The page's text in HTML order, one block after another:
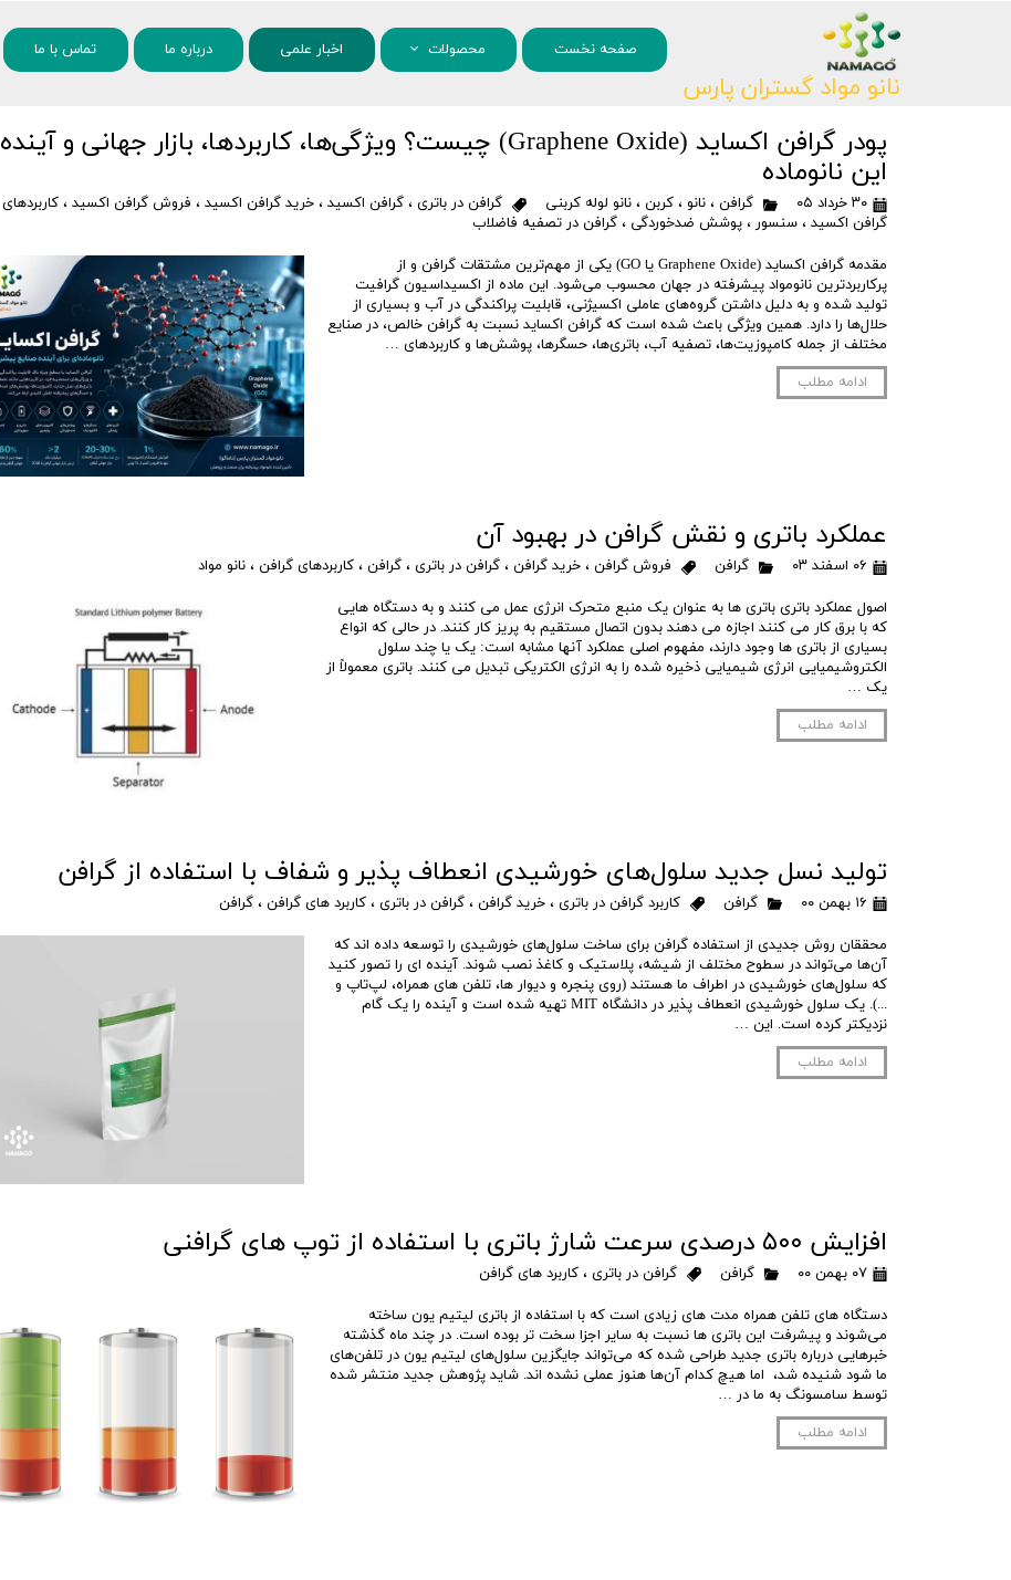
صفحه نخست محصولات
نانو مواد
اخبار علمی درباره ما تماس با ما
نانو مواد گستران پارس
۰
پودر گرافن اکساید (Graphene Oxide) چیست؟ ویژگی‌ها، کاربردها، بازار جهانی و آینده
این نانوماده
۳۰ خرداد ۰۵ گرافن ، نانو ، کربن ، نانو لوله کربنی گرافن در باتری ، گرافن اکسید ، خرید گرافن اکسید ، فروش گرافن اکسید ، کاربردهای
گرافن اکسید ، سنسور ، پوشش ضدخوردگی ، گرافن در تصفیه فاضلاب
مقدمه گرافن اکساید (Graphene Oxide یا GO) یکی از مهم‌ترین مشتقات گرافن و از
پرکاربردترین نانومواد پیشرفته در جهان محسوب می‌شود. این ماده از اکسیداسیون گرافیت
تولید شده و به دلیل داشتن گروه‌های عاملی اکسیژنی، قابلیت پراکندگی در آب و بسیاری از
حلال‌ها را دارد. همین ویژگی باعث شده است که گرافن اکساید نسبت به گرافن خالص، در صنایع
مختلف از جمله کامپوزیت‌ها، تصفیه آب، باتری‌ها، حسگرها، پوشش‌ها و کاربردهای …
ادامه مطلب
عملکرد باتری و نقش گرافن در بهبود آن
۰۶ اسفند ۰۳ گرافن فروش گرافن ، خرید گرافن ، گرافن در باتری ، گرافن ، کاربردهای گرافن ، نانو مواد
اصول عملکرد باتری باتری ها به عنوان یک منبع متحرک انرژی عمل می کنند و به دستگاه هایی
که با برق کار می کنند اجازه می دهند بدون اتصال مستقیم به پریز کار کنند. در حالی که انواع
بسیاری از باتری ها وجود دارند، مفهوم اصلی عملکرد آنها مشابه است: یک یا چند سلول
الکتروشیمیایی انرژی شیمیایی ذخیره شده را به انرژی الکتریکی تبدیل می کنند. باتری معمولاً از
یک …
ادامه مطلب
تولید نسل جدید سلول‌های خورشیدی انعطاف پذیر و شفاف با استفاده از گرافن
۱۶ بهمن ۰۰ گرافن کاربرد گرافن در باتری ، خرید گرافن ، گرافن در باتری ، کاربرد های گرافن ، گرافن
محققان روش جدیدی از استفاده گرافن برای ساخت سلول‌های خورشیدی را توسعه داده اند که
آن‌ها می‌تواند در سطوح مختلف از شیشه، پلاستیک و کاغذ نصب شوند. آینده ای را تصور کنید
که سلول‌های خورشیدی در اطراف ما هستند (روی پنجره و دیوار ها، تلفن های همراه، لپ‌تاپ و
...). یک سلول خورشیدی انعطاف پذیر در دانشگاه MIT تهیه شده است و آینده را یک گام
نزدیکتر کرده است. این …
ادامه مطلب
افزایش ۵۰۰ درصدی سرعت شارژ باتری با استفاده از توپ های گرافنی
۰۷ بهمن ۰۰ گرافن گرافن در باتری ، کاربرد های گرافن
دستگاه های تلفن همراه مدت های زیادی است که با استفاده از باتری لیتیم یون ساخته
می‌شوند و پیشرفت این باتری ها نسبت به سایر اجزا سخت تر بوده است. در چند ماه گذشته
خبرهایی درباره باتری جدید طراحی شده که می‌تواند جایگزین سلول‌های لیتیم یون در تلفن‌های
ما شود شنیده شد، اما هیچ کدام آن‌ها هنوز عملی نشده اند. شاید پژوهش جدید منتشر شده
توسط سامسونگ به ما در …
ادامه مطلب